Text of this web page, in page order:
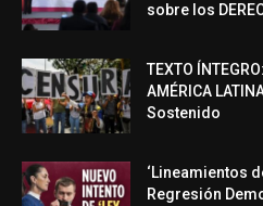
sobre los
TEXTO
AMÉRICA
Sostenido
‘Lineamientos
Regresión